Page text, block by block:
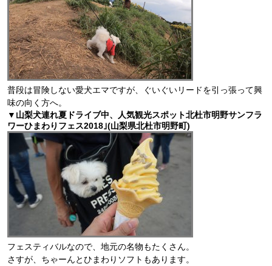
普段は冒険しない愛犬エマですが、ぐいぐいリードを引っ張って興
味の向く方へ。
▼山梨犬連れ夏ドライブ中、人気観光スポット北杜市明野サンフラ
ワーひまわりフェス2018｣(山梨県北杜市明野町)
フェスティバルなので、地元の名物もたくさん。
さすが、ちゃーんとひまわりソフトもあります。